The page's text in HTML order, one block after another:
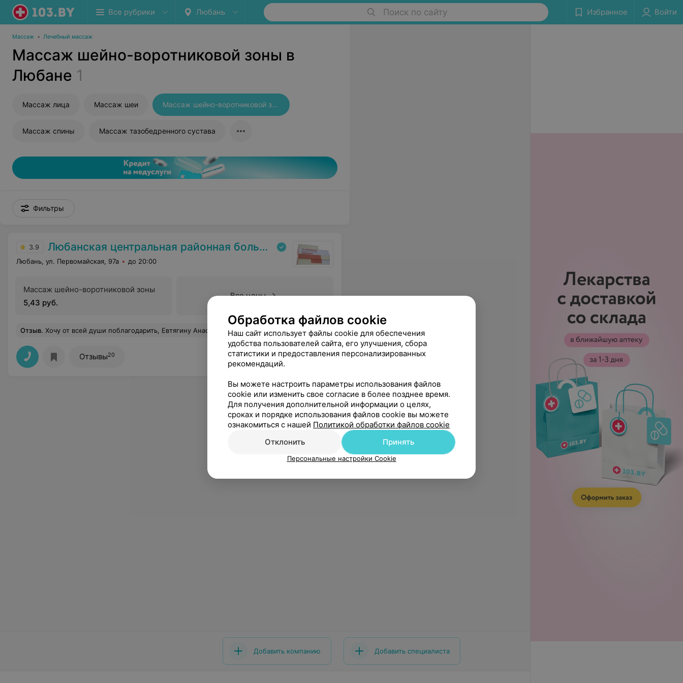
Все рубрики Любань Поиск по сайту Избранное Войти
Массаж • Лечебный массаж
Массаж шейно-воротниковой зоны в
Любане 1
Массаж лица Массаж шеи Массаж шейно-воротниковой зоны
Массаж спины Массаж тазобедренного сустава
Фильтры
3.9 Любанская центральная районная больница
Любань, ул. Первомайская, 97а до 20:00
Массаж шейно-воротниковой зоны
5,43 руб.
Все цены
Отзыв. Хочу от всей души поблагодарить, Евтягину Анастасию Александровну за её профессионализм, чуткое, отзывчивое отношение к своим пациентам. Огромное ей Спасибо. Побольше бы таких специалистов! Еще
Отзывы20
Добавить компанию Добавить специалиста
Обработка файлов cookie
Наш сайт использует файлы cookie для обеспечения
удобства пользователей сайта, его улучшения, сбора
статистики и предоставления персонализированных
рекомендаций.
Вы можете настроить параметры использования файлов
cookie или изменить свое согласие в более позднее время.
Для получения дополнительной информации о целях,
сроках и порядке использования файлов cookie вы можете
ознакомиться с нашей Политикой обработки файлов cookie
Отклонить
Принять
Персональные настройки Cookie